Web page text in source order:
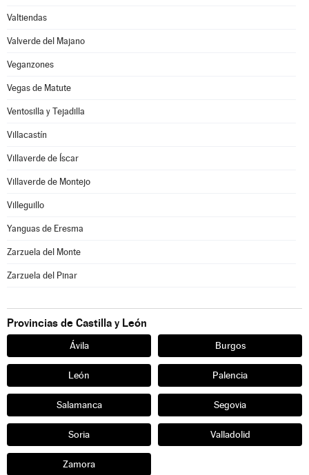
Valtiendas
Valverde del Majano
Veganzones
Vegas de Matute
Ventosilla y Tejadilla
Villacastín
Villaverde de Íscar
Villaverde de Montejo
Villeguillo
Yanguas de Eresma
Zarzuela del Monte
Zarzuela del Pinar
Provincias de Castilla y León
Ávila Burgos
León Palencia
Salamanca Segovia
Soria Valladolid
Zamora